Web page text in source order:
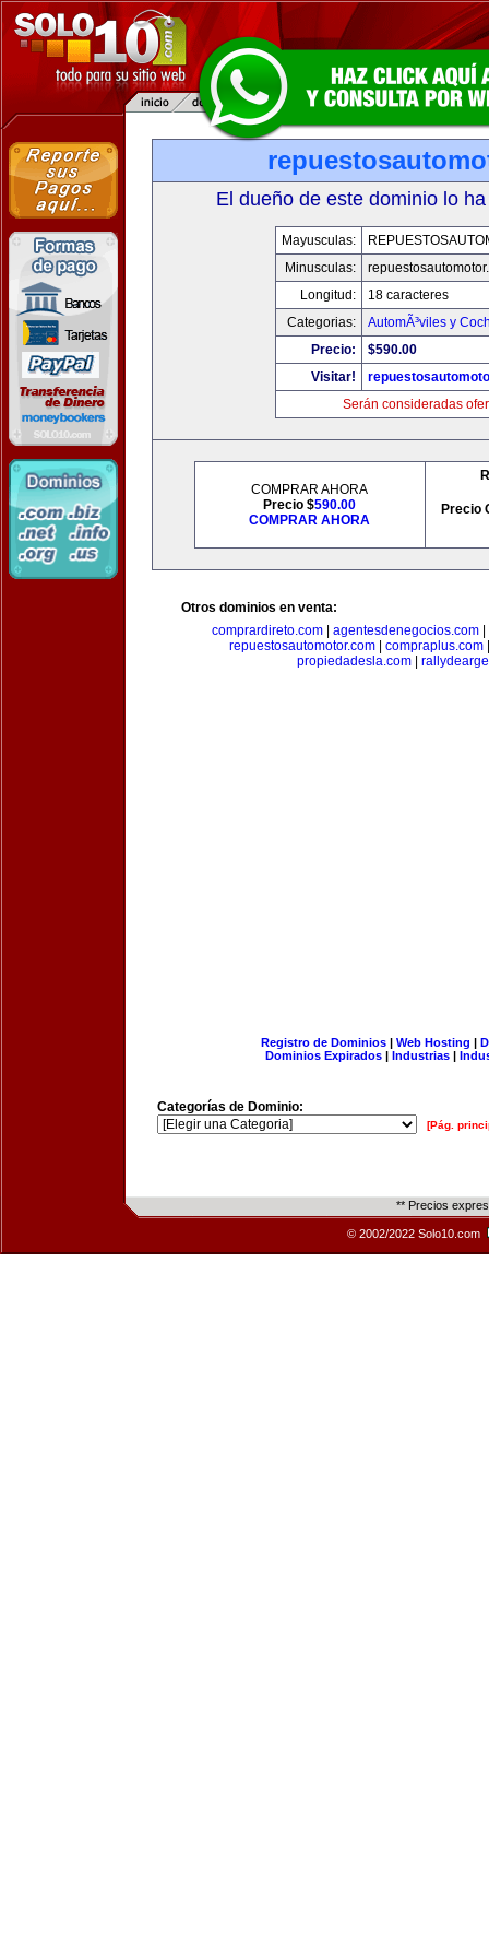
El dueño de este dominio lo
Mayusculas:
Minusculas:
Longitud:
18 caracteres
Categorias:
AutomÃ³viles y
Precio:
$590.00
Visitar!
Serán consideradas
COMPRAR AHORA
Precio $590.00
COMPRAR AHORA
Precio
Otros dominios en venta:
comprardireto.com| agentesdenegocios.com|
repuestosautomotor.com
compraplus.com
propiedadesla.com|
Registro de Dominios| Web Hosting |
Dominios Expirados | Industrias |
Categorías de Dominio:
[Pág.
** Precios
© 2002/2022 Solo10.com